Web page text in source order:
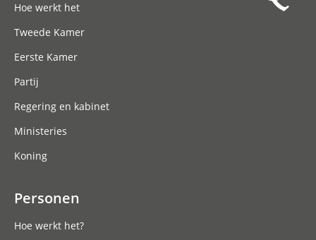
Hoe werkt het
Tweede Kamer
Eerste Kamer
Partij
Regering en kabinet
Ministeries
Koning
Personen
Hoe werkt het?